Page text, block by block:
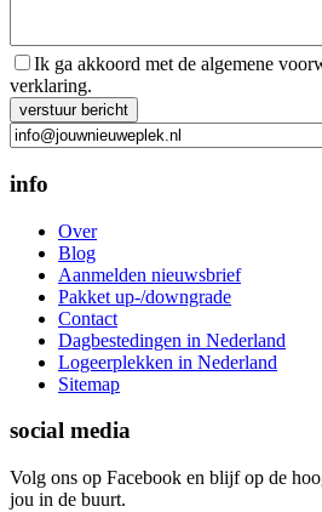
Ik ga akkoord met de algemene
verklaring.
Gelieve dit veld leeg te laten.
info
Over
Blog
Aanmelden nieuwsbrief
Pakket up-/downgrade
Contact
Dagbestedingen in Nederland
Logeerplekken in Nederland
Sitemap
social media
Volg ons op Facebook en blijf op de
jou in de buurt.